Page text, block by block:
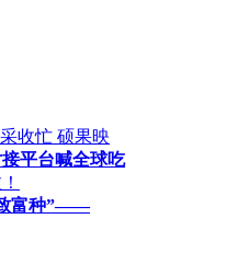
收忙 硕果映
平台喊全球吃
致富种”——